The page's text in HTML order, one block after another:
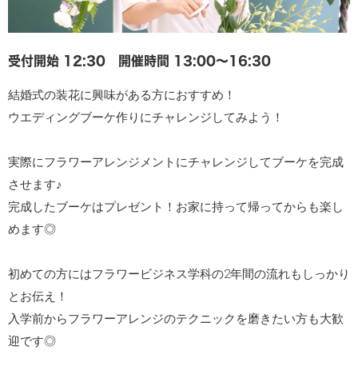
受付開始 12:30 開催時間 13:00〜16:30
結婚式の装花に興味がある方におすすめ！
ウエディングブーケ作りにチャレンジしてみよう！
実際にフラワーアレンジメントにチャレンジしてブーケを完成
させます♪
完成したブーケはプレゼント！お家に持って帰ってからも楽し
めます◎
初めての方にはフラワービジネス学科の2年間の流れもしっかり
とお伝え！
入学前からフラワーアレンジのテクニックを磨きたい方も大歓
迎です◎